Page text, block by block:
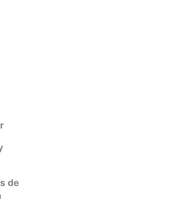
de